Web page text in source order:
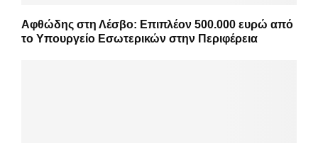
Αφθώδης στη Λέσβο: Επιπλέον 500.000 ευρώ από
το Υπουργείο Εσωτερικών στην Περιφέρεια